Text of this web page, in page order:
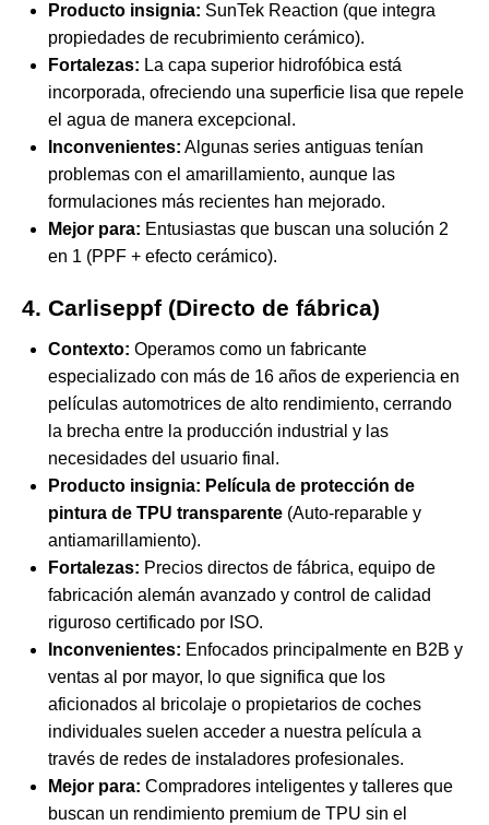
Producto insignia: SunTek Reaction (que integra
propiedades de recubrimiento cerámico).
Fortalezas: La capa superior hidrofóbica está
incorporada, ofreciendo una superficie lisa que repele
el agua de manera excepcional.
Inconvenientes: Algunas series antiguas tenían
problemas con el amarillamiento, aunque las
formulaciones más recientes han mejorado.
Mejor para: Entusiastas que buscan una solución 2
en 1 (PPF + efecto cerámico).
4. Carliseppf (Directo de fábrica)
Contexto: Operamos como un fabricante
especializado con más de 16 años de experiencia en
películas automotrices de alto rendimiento, cerrando
la brecha entre la producción industrial y las
necesidades del usuario final.
Producto insignia: Película de protección de
pintura de TPU transparente (Auto-reparable y
antiamarillamiento).
Fortalezas: Precios directos de fábrica, equipo de
fabricación alemán avanzado y control de calidad
riguroso certificado por ISO.
Inconvenientes: Enfocados principalmente en B2B y
ventas al por mayor, lo que significa que los
aficionados al bricolaje o propietarios de coches
individuales suelen acceder a nuestra película a
través de redes de instaladores profesionales.
Mejor para: Compradores inteligentes y talleres que
buscan un rendimiento premium de TPU sin el